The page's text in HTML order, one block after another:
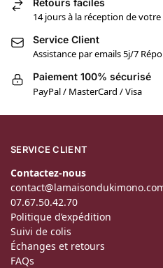
14 jours à la réception de
Service Client
Assistance par emails 5j/7
Paiement 100% sécurisé
PayPal / MasterCard / Visa
SERVICE CLIENT
Contactez-nous
07.67.50.42.70
Politique d’expédition
Suivi de colis
Échanges et retours
FAQs